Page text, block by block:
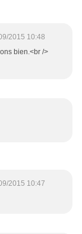
2015 10:48
bien.<br />
2015 10:47